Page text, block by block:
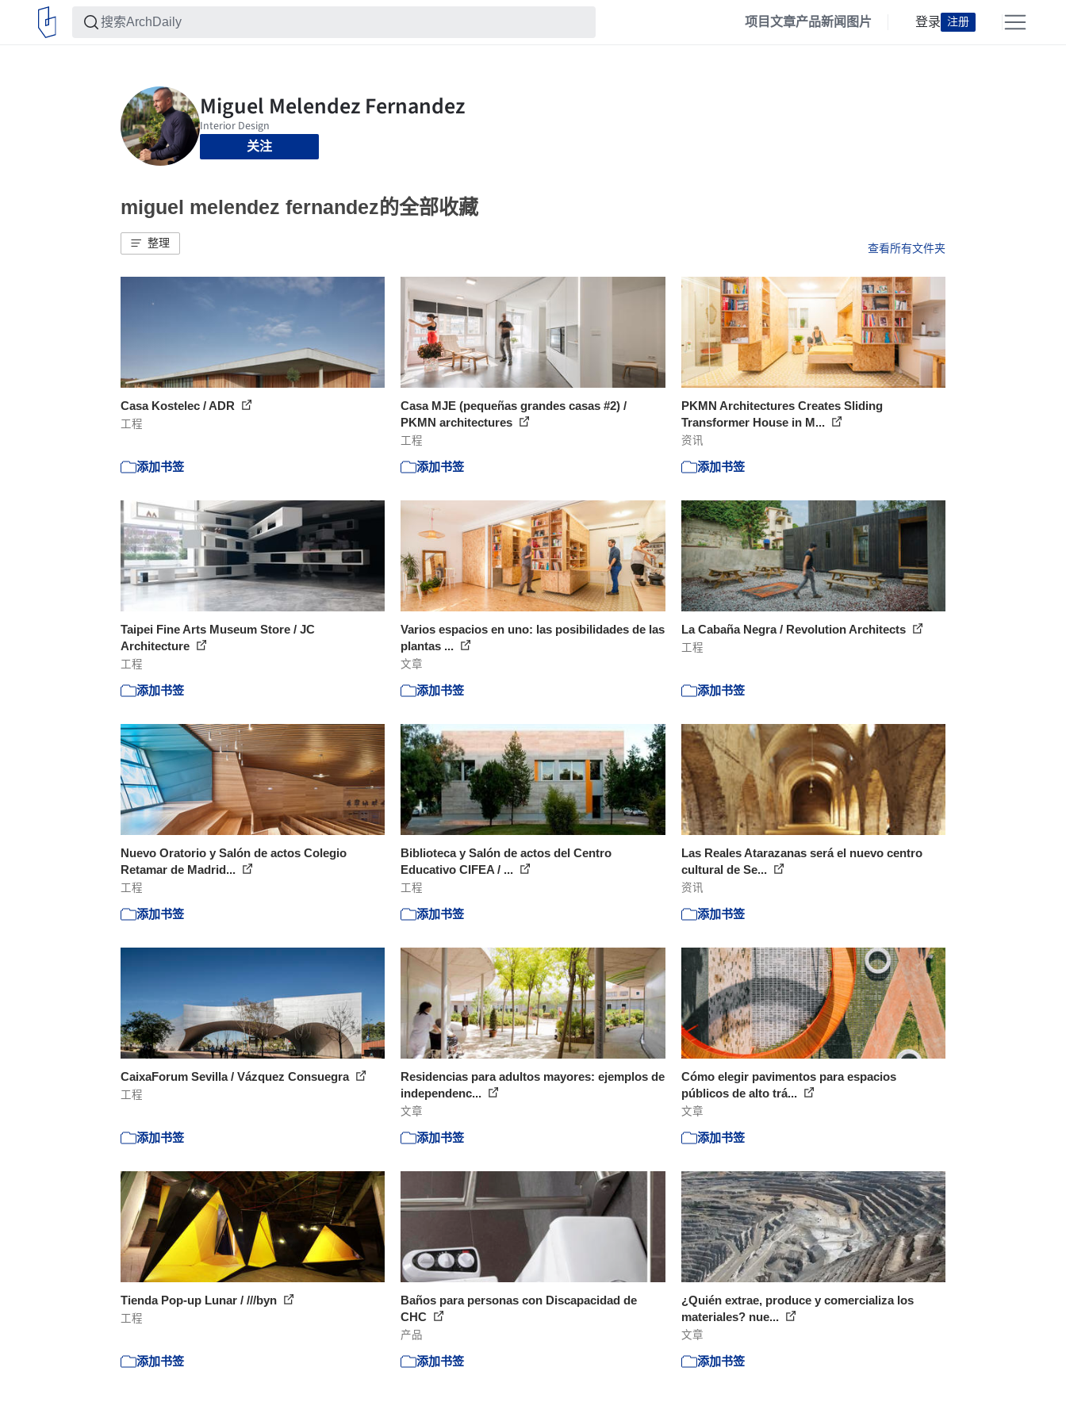
项目文章产品新闻 图片 登录 注册
关注
miguel melendez fernandez的全部收藏
整理 查看所有文件夹
Casa Kostelec / ADR
工程
添加书签
Casa MJE (pequeñas grandes casas #2) /
PKMN architectures
工程
添加书签
PKMN Architectures Creates Sliding
Transformer House in M...
资讯
添加书签
Taipei Fine Arts Museum Store / JC
Architecture
工程
添加书签
Varios espacios en uno: las posibilidades de las
plantas ...
文章
添加书签
La Cabaña Negra / Revolution Architects
工程
添加书签
Nuevo Oratorio y Salón de actos Colegio
Retamar de Madrid...
工程
添加书签
Biblioteca y Salón de actos del Centro
Educativo CIFEA / ...
工程
添加书签
Las Reales Atarazanas será el nuevo centro
cultural de Se...
资讯
添加书签
CaixaForum Sevilla / Vázquez Consuegra
工程
添加书签
Residencias para adultos mayores: ejemplos de
independenc...
文章
添加书签
Cómo elegir pavimentos para espacios
públicos de alto trá...
文章
添加书签
Tienda Pop-up Lunar / ///byn
工程
添加书签
Baños para personas con Discapacidad de
CHC
产品
添加书签
¿Quién extrae, produce y comercializa los
materiales? nue...
文章
添加书签